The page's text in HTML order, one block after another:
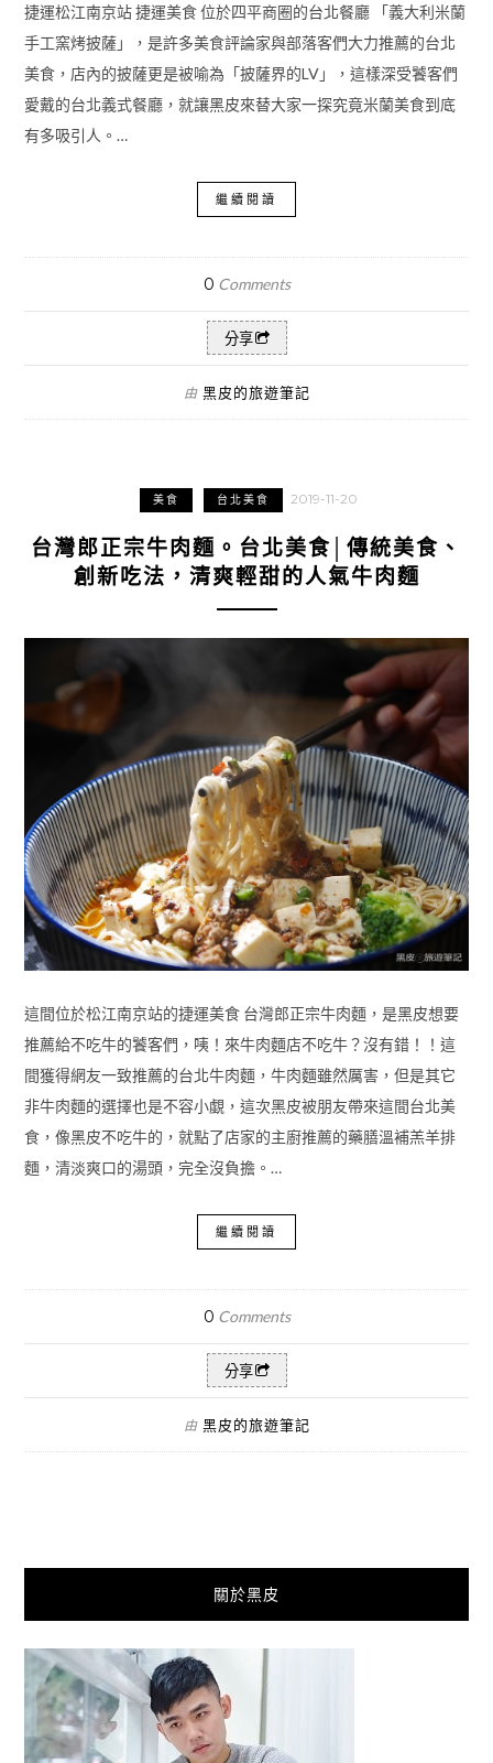
捷運松江南京站 捷運美食 位於四平商圈的台北餐廳 「義大利米蘭
手工窯烤披薩」，是許多美食評論家與部落客們大力推薦的台北
美食，店內的披薩更是被喻為「披薩界的LV」，這樣深受饕客們
愛戴的台北義式餐廳，就讓黑皮來替大家一探究竟米蘭美食到底
有多吸引人。…
繼續閱讀
0 Comments
分享
由 黑皮的旅遊筆記
美食 台北美食 2019-11-20
台灣郎正宗牛肉麵。台北美食│傳統美食、
創新吃法，清爽輕甜的人氣牛肉麵
這間位於松江南京站的捷運美食 台灣郎正宗牛肉麵，是黑皮想要
推薦給不吃牛的饕客們，咦！來牛肉麵店不吃牛？沒有錯！！這
間獲得網友一致推薦的台北牛肉麵，牛肉麵雖然厲害，但是其它
非牛肉麵的選擇也是不容小覷，這次黑皮被朋友帶來這間台北美
食，像黑皮不吃牛的，就點了店家的主廚推薦的藥膳溫補羔羊排
麵，清淡爽口的湯頭，完全沒負擔。…
繼續閱讀
0 Comments
分享
由 黑皮的旅遊筆記
關於黑皮